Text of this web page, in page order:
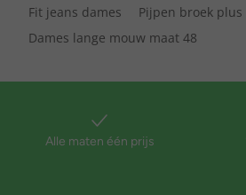
Fit jeans dames
Pijpen broek
Dames lange mouw maat 48
Alle maten één prijs